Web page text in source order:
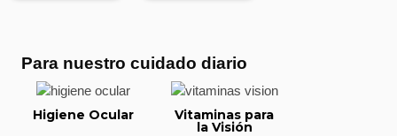
Para nuestro cuidado diario
Higiene Ocular Vitaminas para
la Visión